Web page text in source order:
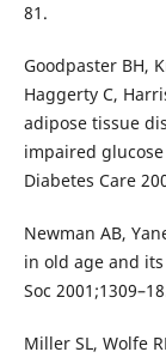
81.
Goodpaster BH,
Haggerty C,
adipose tissue
impaired
Diabetes Care
Newman AB,
in old age and
Soc
Miller SL, Wolfe